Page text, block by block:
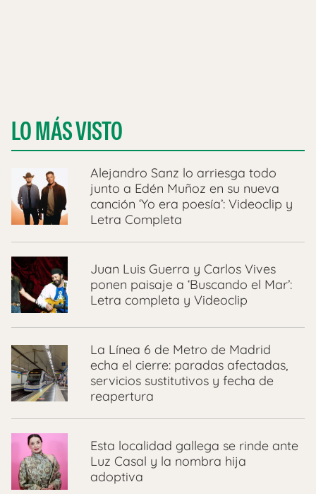
LO MÁS VISTO
Alejandro Sanz lo arriesga todo
junto a Edén Muñoz en su nueva
canción ‘Yo era poesía’: Videoclip y
Letra Completa
Juan Luis Guerra y Carlos Vives
ponen paisaje a ‘Buscando el Mar’:
Letra completa y Videoclip
La Línea 6 de Metro de Madrid
echa el cierre: paradas afectadas,
servicios sustitutivos y fecha de
reapertura
Esta localidad gallega se rinde ante
Luz Casal y la nombra hija
adoptiva